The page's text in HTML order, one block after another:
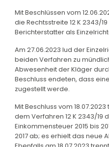
Mit Beschlüssen vom
die Rechtsstreite 12 K 2343/
Berichterstatter als
Am 27.06.2023 lud der
beiden Verfahren zu
Abwesenheit der Kläger
Beschluss endeten, dass
zugestellt werde.
Mit Beschluss vom
dem Verfahren 12 K 2343/19
Einkommensteuer 2015 bis
2017 ab; es erhielt das neue